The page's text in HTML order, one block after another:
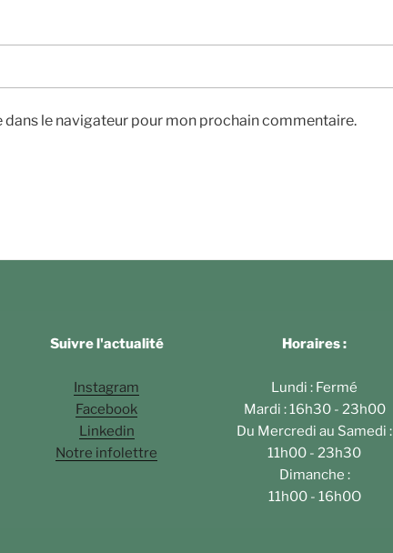
le navigateur pour mon prochain commentaire.
Suivre l'actualité
Instagram
Facebook
Linkedin
Notre infolettre
Horaires :
Lundi : Fermé
Mardi : 16h30 - 23h00
Du Mercredi au Samedi :
11h00 - 23h30
Dimanche :
11h00 - 16h0O